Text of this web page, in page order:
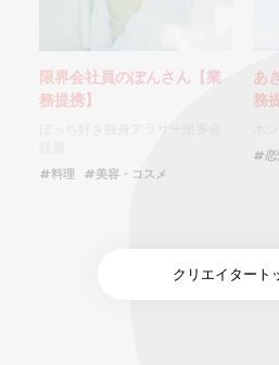
限界会社員のぽんさん【業
務提携】
ぼっち好き独身アラサー限界会
#料理 #美容・コスメ
あ
務
#恋
クリエイタート